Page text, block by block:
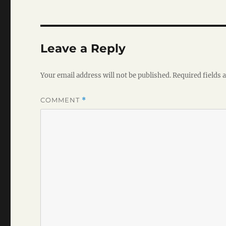
Leave a Reply
Your email address will not be published.Required fields
COMMENT *